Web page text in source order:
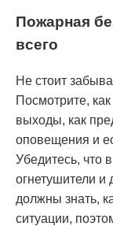
Пожарная
всего
Не стоит
Посмотрите,
выходы, как
оповещения и
Убедитесь, что
огнетушители и
должны знать,
ситуации,